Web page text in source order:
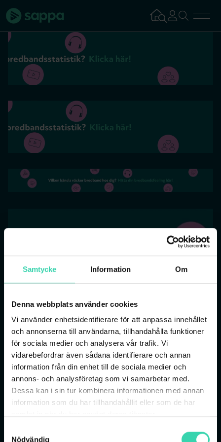
Samtycke Information Om
Denna webbplats använder cookies
Vi använder enhetsidentifierare för att anpassa innehållet
och annonserna till användarna, tillhandahålla funktioner
för sociala medier och analysera vår trafik. Vi
vidarebefordrar även sådana identifierare och annan
information från din enhet till de sociala medier och
annons- och analysföretag som vi samarbetar med.
Dessa kan i sin tur kombinera informationen med annan
information som du har tillhandahållit eller som de har
Nödvändig
TV & Streaming
Mobilabonnemang
Kundsupport
Tillbaka
Logga in
Liten text
Stor text
KNAPP